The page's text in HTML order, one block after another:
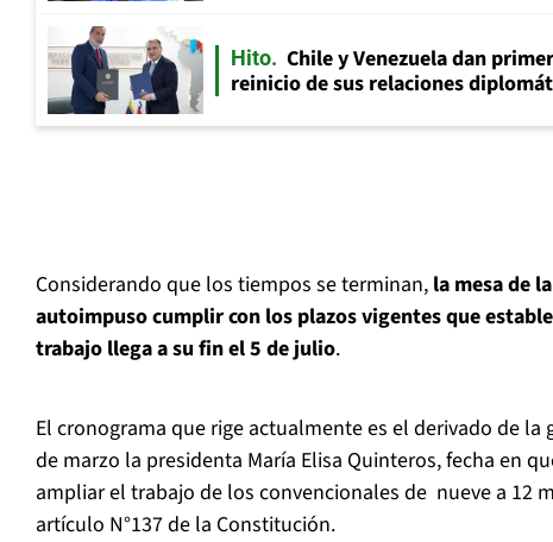
Hito
Chile y Venezuela dan
reinicio de sus relaciones
Considerando que los tiempos se terminan, la mesa de
autoimpuso cumplir con los plazos vigentes que
trabajo llega a su fin el 5 de julio.
El cronograma que rige actualmente es el derivado de la
de marzo la presidenta María Elisa Quinteros, fecha en
ampliar el trabajo de los convencionales de nueve a 12
artículo N°137 de la Constitución.